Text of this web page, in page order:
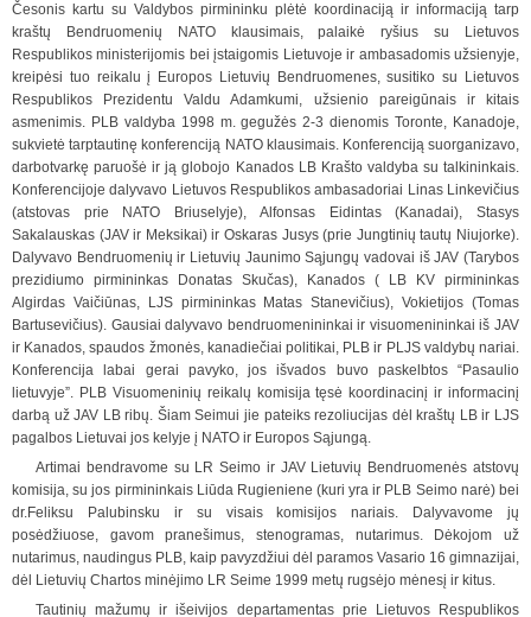
Česonis kartu su Valdybos pirmininku plėtė koordinaciją ir informaciją tarp
kraštų Bendruomenių NATO klausimais, palaikė ryšius su Lietuvos
Respublikos ministerijomis bei įstaigomis Lietuvoje ir ambasadomis užsienyje,
kreipėsi tuo reikalu į Europos Lietuvių Bendruomenes, susitiko su Lietuvos
Respublikos Prezidentu Valdu Adamkumi, užsienio pareigūnais ir kitais
asmenimis. PLB valdyba 1998 m. gegužės 2-3 dienomis Toronte, Kanadoje,
sukvietė tarptautinę konferenciją NATO klausimais. Konferenciją suorganizavo,
darbotvarkę paruošė ir ją globojo Kanados LB Krašto valdyba su talkininkais.
Konferencijoje dalyvavo Lietuvos Respublikos ambasadoriai Linas Linkevičius
(atstovas prie NATO Briuselyje), Alfonsas Eidintas (Kanadai), Stasys
Sakalauskas (JAV ir Meksikai) ir Oskaras Jusys (prie Jungtinių tautų Niujorke).
Dalyvavo Bendruomenių ir Lietuvių Jaunimo Sąjungų vadovai iš JAV (Tarybos
prezidiumo pirmininkas Donatas Skučas), Kanados ( LB KV pirmininkas
Algirdas Vaičiūnas,
LJS pirmininkas Matas Stanevičius), Vokietijos (Tomas
Bartusevičius). Gausiai dalyvavo bendruomenininkai ir visuomenininkai iš JAV
ir Kanados, spaudos žmonės, kanadiečiai politikai, PLB ir PLJS valdybų nariai.
Konferencija labai gerai pavyko, jos išvados
buvo paskelbtos “Pasaulio
lietuvyje”. PLB Visuomeninių reikalų komisija tęsė koordinacinį ir informacinį
darbą už JAV LB ribų. Šiam Seimui jie pateiks rezoliucijas dėl kraštų LB ir LJS
pagalbos Lietuvai jos kelyje į NATO ir Europos Sąjungą.
Artimai bendravome su LR Seimo ir JAV Lietuvių Bendruomenės atstovų
komisija, su jos pirmininkais Liūda Rugieniene (kuri yra ir PLB Seimo narė) bei
dr.Feliksu Palubinsku ir su visais komisijos nariais. Dalyvavome jų
posėdžiuose, gavom pranešimus, stenogramas, nutarimus.
Dėkojom už
nutarimus, naudingus PLB, kaip pavyzdžiui dėl paramos Vasario 16 gimnazijai,
dėl Lietuvių Chartos minėjimo LR Seime 1999 metų rugsėjo mėnesį ir kitus.
Tautinių mažumų ir išeivijos departamentas prie Lietuvos Respublikos